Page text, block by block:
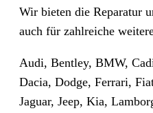
Wir bieten die Reparatur
auch für zahlreiche
Audi, Bentley, BMW,
Dacia, Dodge, Ferrari,
Jaguar, Jeep, Kia,